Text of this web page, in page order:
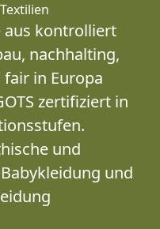
Textilien
aus kontrolliert
nachhalting,
in Europa
zertifiziert in
und
und